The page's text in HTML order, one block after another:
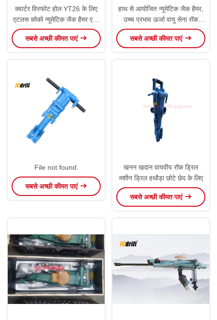
क्वार्टर विस्फोट होल YT26 के लिए
एटलस कोको न्यूमेटिक जैक हैमर एयर
लेग रॉक ड्रिल
सबसे अच्छी कीमत पाएं
हाथ से आयोजित न्यूमेटिक जैक हैमर,
उच्च प्रभाव ऊर्जा वायु सेना रॉक
ड्रिल YT29A
सबसे अच्छी कीमत पाएं
File not found.
सबसे अच्छी कीमत पाएं
खनन खदान वायवीय रॉक ड्रिल
मशीन ड्रिल हथौड़ा छोटे छेद के लिए
सबसे अच्छी कीमत पाएं